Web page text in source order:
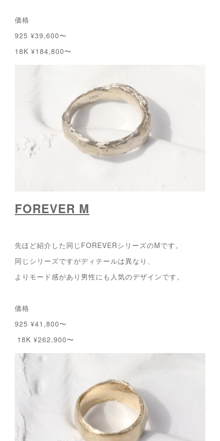
価格
925 ¥39,600〜
18K ¥184,800〜
FOREVER M
先ほど紹介した同じFOREVERシリーズのMです。
同じシリーズですがディテールは異なり、
よりモード感があり男性にも人気のデザインです。
価格
925 ¥41,800〜
18K ¥262,900〜